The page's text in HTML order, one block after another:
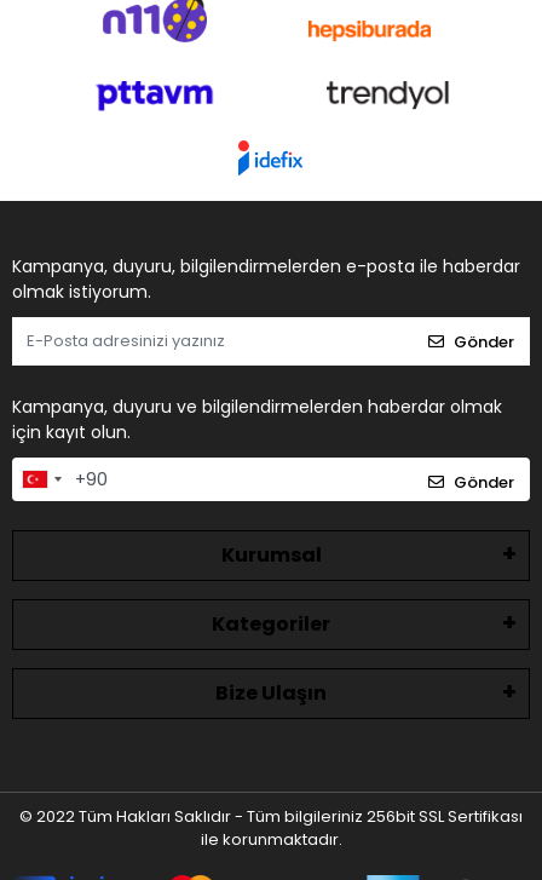
Kampanya, duyuru, bilgilendirmelerden e-posta ile haberdar
olmak istiyorum.
Gönder
Kampanya, duyuru ve bilgilendirmelerden haberdar olmak
için kayıt olun.
Gönder
Kurumsal
Kategoriler
Bize Ulaşın
© 2022 Tüm Hakları Saklıdır - Tüm bilgileriniz 256bit SSL Sertifikası
ile korunmaktadır.